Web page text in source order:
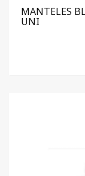
MANTELES
UNI